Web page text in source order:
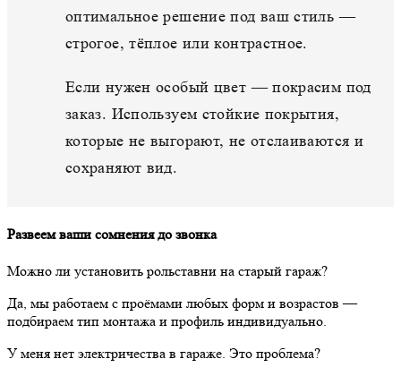
оптимальное решение под ваш стиль —
строгое, тёплое или контрастное.
Если нужен особый цвет — покрасим под
заказ. Используем стойкие покрытия,
которые не выгорают, не отслаиваются и
сохраняют вид.
Развеем ваши сомнения до звонка
Можно ли установить рольставни на старый гараж?
Да, мы работаем с проёмами любых форм и возрастов —
подбираем тип монтажа и профиль индивидуально.
У меня нет электричества в гараже. Это проблема?